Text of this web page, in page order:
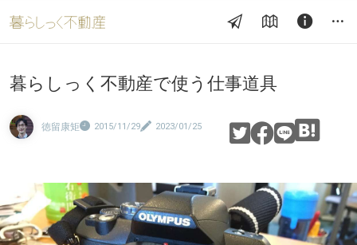
暮らしっく不動産で使う仕事道具
徳留康矩 2015/11/29 2023/01/25